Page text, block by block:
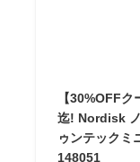
【30%OFF
迄! Nordisk
ゥンテックミ
148051